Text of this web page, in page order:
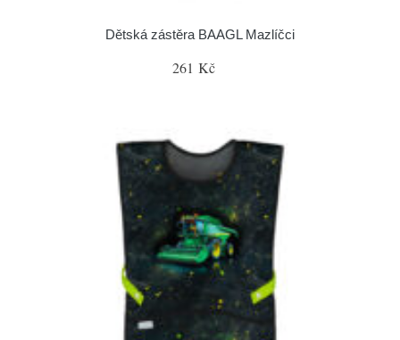
Dětská zástěra BAAGL Mazlíčci
261 Kč